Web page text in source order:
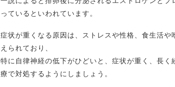
っているといわれています。
症状が重くなる原因は、ストレスや性格、食生活
えられており、
特に自律神経の低下がひどいと、症状が重く、長
療で対処するようにしましょう。